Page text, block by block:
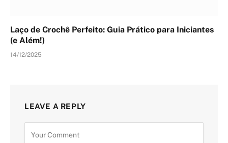
Laço de Crochê Perfeito: Guia Prático para Iniciantes
(e Além!)
14/12/2025
LEAVE A REPLY